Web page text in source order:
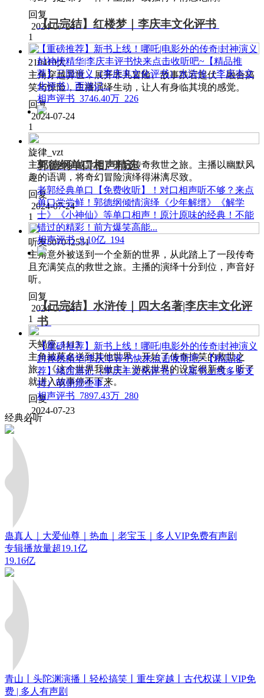
回复
2024-07-24
1
210410大
主角穿越异世，展开非凡冒险。故事跌宕起伏，融合搞
笑与惊险，主播演绎生动，让人有身临其境的感觉。
回复
2024-07-24
1
旋律_vzt
主角意外穿越异世，开启传奇救世之旅。主播以幽默风
趣的语调，将奇幻冒险演绎得淋漓尽致。
回复
2024-07-24
1
听友507042551
主角意外被送到一个全新的世界，从此踏上了一段传奇
且充满笑点的救世之旅。主播的演绎十分到位，声音好
听。
回复
2024-07-24
1
天蝎座_1113
主角被莫名送到其他世界，开始了传奇搞笑的救世之
旅。《这个世界我做主》游戏世界的设定很新奇，听了
就进入故事停不下来。
回复
2024-07-23
1
【已完结】红楼梦｜李庆丰文化评书
【重磅推荐】新书上线！哪吒|电影外的传奇|封神演义
封神榜精华|李庆丰评书快来点击收听吧~【精品推
荐】三国演义（李庆丰文化评书）水浒传（李庆丰文
化评书）西游记...
相声评书 3746.40万 226
郭德纲单口相声精选
老郭经典单口【免费收听】！对口相声听不够？来点
单口尝尝鲜！郭德纲倾情演绎《少年解缙》《解学
士》《小神仙》等单口相声！原汁原味的经典！不能
错过的精彩！前方爆笑高能...
相声评书 9.10亿 194
【已完结】水浒传｜四大名著|李庆丰文化评
书
【重磅推荐】新书上线！哪吒|电影外的传奇|封神演义
封神榜精华|李庆丰评书快来点击收听吧~【精品推
荐】续西游记（李庆丰文化评书）（新书上线多多支
持）明朝那些事...
相声评书 7897.43万 280
经典必听
蛊真人｜大爱仙尊｜热血｜老宝玉｜多人VIP免费有声剧
专辑播放量超19.1亿
19.16亿
青山丨头陀渊演播丨轻松搞笑丨重生穿越丨古代权谋丨VIP免
费 | 多人有声剧